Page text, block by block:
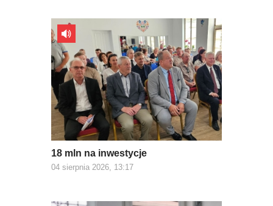
18 mln na inwestycje
04 sierpnia 2026, 13:17